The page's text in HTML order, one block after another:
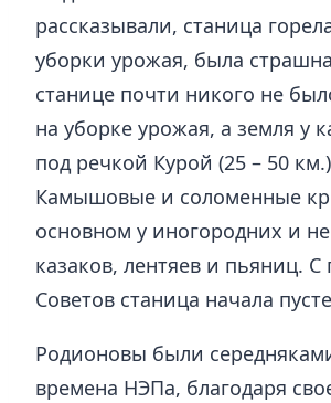
рассказывали, станица
уборки урожая, была
станице почти никого не
на уборке урожая, а земля у
под речкой Курой (25 – 50
Камышовые и соломенные
основном у иногородних и
казаков, лентяев и пьяниц.
Советов станица начала
Родионовы были
времена НЭПа, благодаря